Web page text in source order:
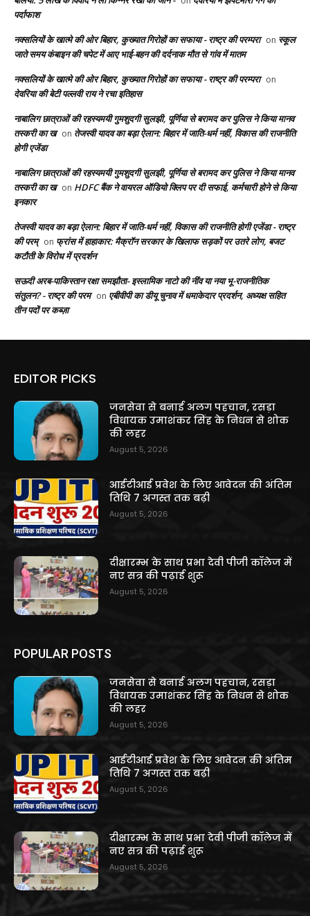
पर्दाफाश
नक्सलियों के खात्मे की ओर बिहार, कुख्यात गिरोहों का सफाया - राष्ट्र की परम्परा on स्कूल
जाते समय कंबाइन की चपेट में आए भाई-बहन की दर्दनाक मौत से गांव में मातम
नक्सलियों के खात्मे की ओर बिहार, कुख्यात गिरोहों का सफाया - राष्ट्र की परम्परा on
देवरिया की बेटी पल्लवी राय ने रचा इतिहास
नाबालिग छात्राओं की रहस्यमयी गुमशुदगी सुलझी, पूर्णिया से बरामद कर पुलिस ने किया मानव
तस्करी का ख on तेजस्वी यादव का बड़ा ऐलान: बिहार में जाति-धर्म नहीं, विकास की राजनीति
होगी एजेंडा
नाबालिग छात्राओं की रहस्यमयी गुमशुदगी सुलझी, पूर्णिया से बरामद कर पुलिस ने किया मानव
तस्करी का ख on HDFC बैंक ने वायरल ऑडियो क्लिप पर दी सफाई, कर्मचारी होने से किया
इनकार
तेजस्वी यादव का बड़ा ऐलान: बिहार में जाति-धर्म नहीं, विकास की राजनीति होगी एजेंडा - राष्ट्र
की परम् on फ्रांस में हाहाकार: मैक्रॉन सरकार के खिलाफ सड़कों पर उतरे लोग, बजट
कटौती के विरोध में प्रदर्शन
सऊदी अरब-पाकिस्तान रक्षा समझौता- इस्लामिक नाटो की नींव या नया भू-राजनीतिक
संतुलन? - राष्ट्र की परम on एबीवीपी का डीयू चुनाव में धमाकेदार प्रदर्शन, अध्यक्ष सहित
तीन पदों पर कब्ज़ा
EDITOR PICKS
जनसेवा से बनाई अलग पहचान, रसड़ा
विधायक उमाशंकर सिंह के निधन से शोक
की लहर
August 5, 2026
आईटीआई प्रवेश के लिए आवेदन की अंतिम
तिथि 7 अगस्त तक बढ़ी
August 5, 2026
दीक्षारम्भ के साथ प्रभा देवी पीजी कॉलेज में
नए सत्र की पढ़ाई शुरू
August 5, 2026
POPULAR POSTS
जनसेवा से बनाई अलग पहचान, रसड़ा
विधायक उमाशंकर सिंह के निधन से शोक
की लहर
August 5, 2026
आईटीआई प्रवेश के लिए आवेदन की अंतिम
तिथि 7 अगस्त तक बढ़ी
August 5, 2026
दीक्षारम्भ के साथ प्रभा देवी पीजी कॉलेज में
नए सत्र की पढ़ाई शुरू
August 5, 2026